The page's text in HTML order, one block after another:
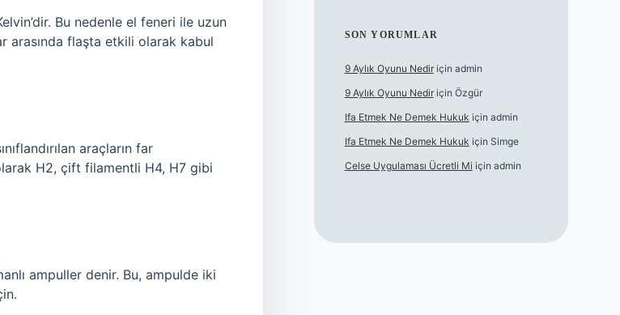
Bu nedenle el feneri ile uzun
arasında flaşta etkili olarak kabul
araçların far
H2, çift filamentli H4, H7 gibi
ampuller denir. Bu, ampulde iki
SON YORUMLAR
9 Aylık Oyunu Nediriçin admin
9 Aylık Oyunu Nediriçin Özgür
Ifa Etmek Ne Demek Hukuk için admin
Ifa Etmek Ne Demek Hukuk için Simge
Celse Uygulaması Ücretli Mi için admin